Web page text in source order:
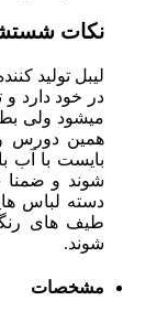
نکات
لیبل تولید
در خود دارد
میشود ولی
همین دورس و
بایست با آب
شوند و
دسته لباس
طیف های
شوند.
مشخصات